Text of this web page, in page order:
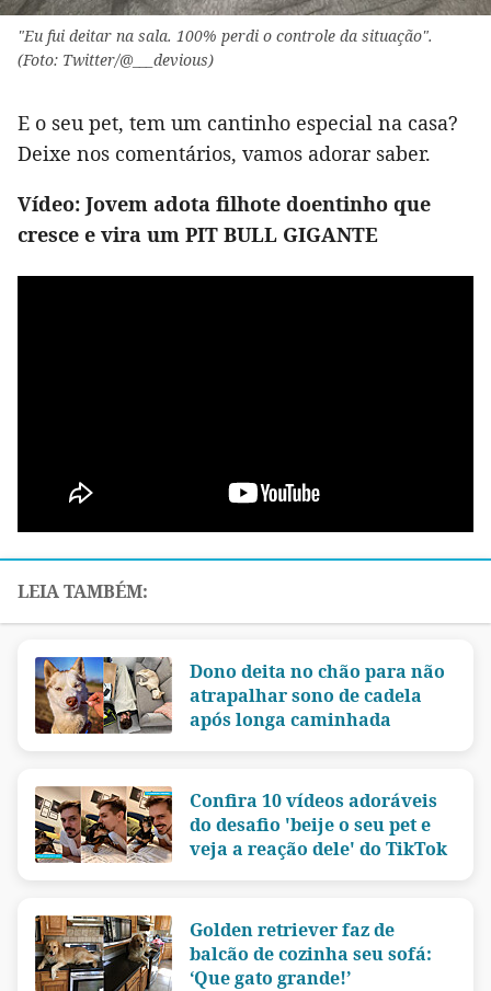
"Eu fui deitar na sala. 100% perdi o controle da situação".
(Foto: Twitter/@___devious)
E o seu pet, tem um cantinho especial na casa?
Deixe nos comentários, vamos adorar saber.
Vídeo: Jovem adota filhote doentinho que
cresce e vira um PIT BULL GIGANTE
Dono deita no chão para não
atrapalhar sono de cadela
após longa caminhada
Confira 10 vídeos adoráveis
do desafio 'beije o seu pet e
veja a reação dele' do TikTok
Golden retriever faz de
balcão de cozinha seu sofá:
‘Que gato grande!’